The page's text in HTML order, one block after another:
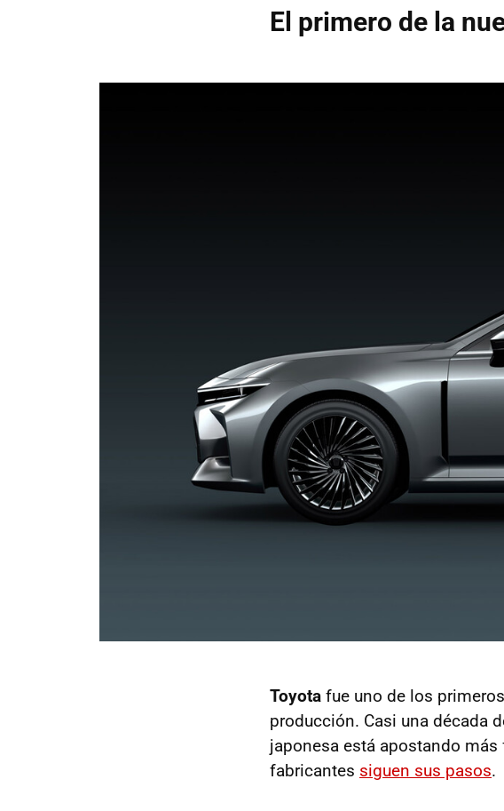
El primero de la
Toyota fue uno de los
producción. Casi una década
japonesa está apostando
fabricantes siguen sus pasos.